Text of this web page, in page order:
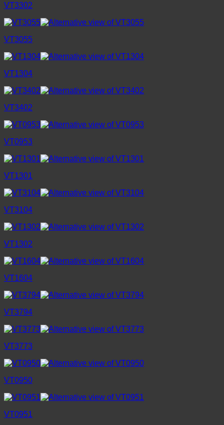
VT3302
VT3055
VT1304
VT3402
VT0953
VT1301
VT3104
VT1302
VT1604
VT3794
VT3773
VT0950
VT0951